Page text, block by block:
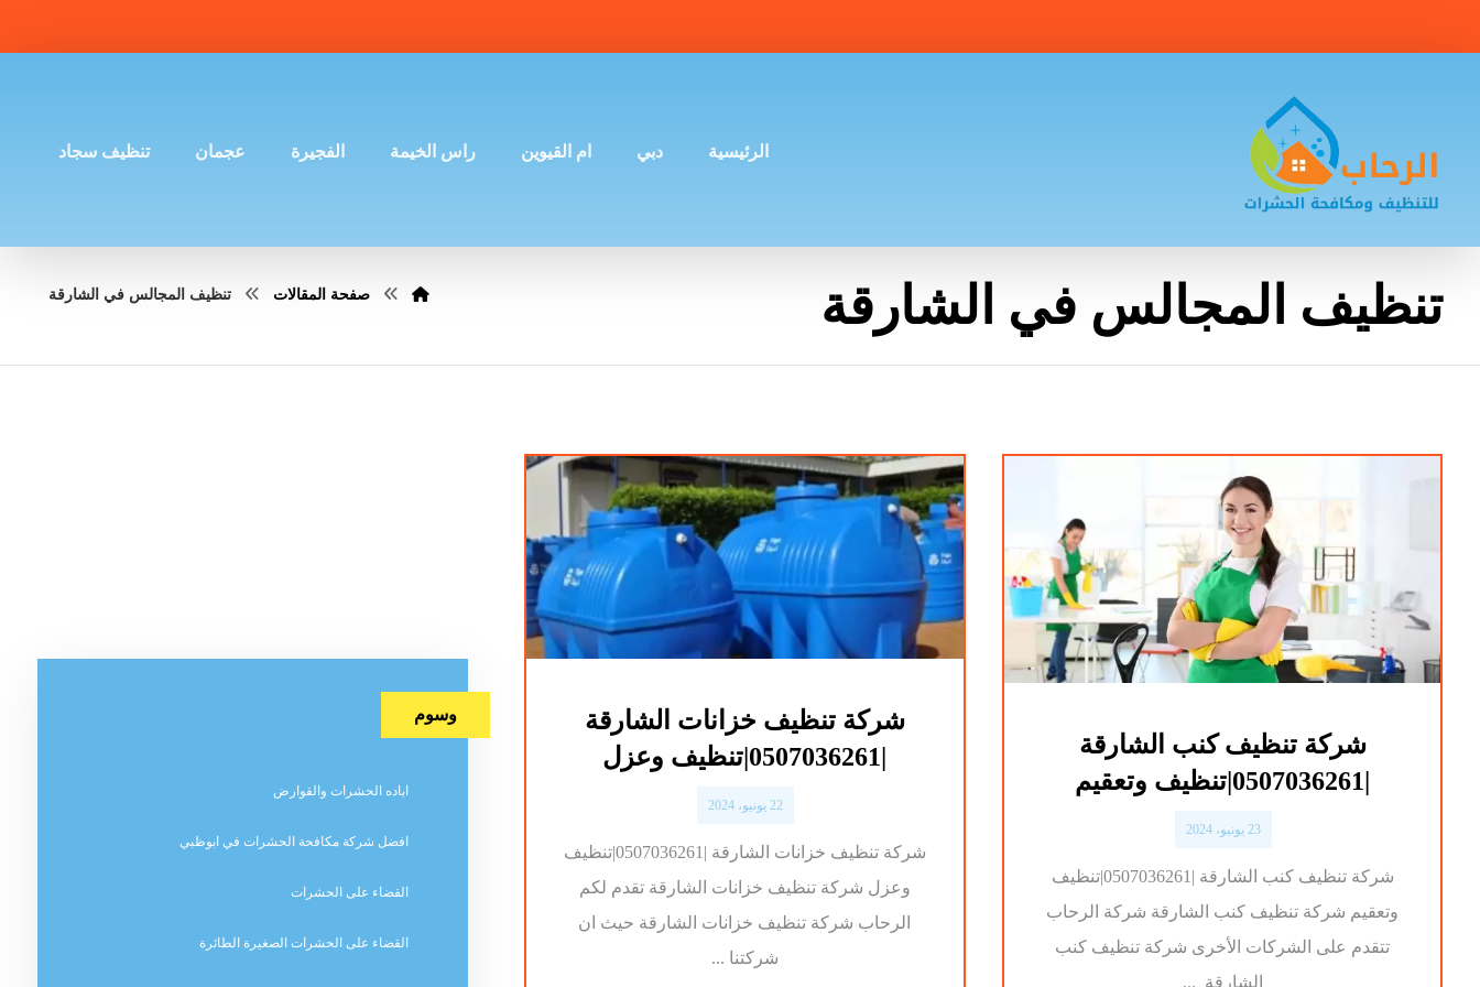
الرئيسية دبي ام القيوين راس الخيمة الفجيرة عجمان تنظيف سجاد
تنظيف المجالس في الشارقة صفحة المقالات تنظيف المجالس في الشارقة
شركة تنظيف كنب الشارقة
23 يونيو، 2024
شركة تنظيف كنب الشارقة |0507036261|تنظيف
وتعقيم شركة تنظيف كنب الشارقة شركة الرحاب
تتقدم على الشركات الأخرى شركة تنظيف كنب
الشارقة ...
شركة تنظيف خزانات الشارقة
|0507036261|تنظيف وعزل
22 يونيو، 2024
شركة تنظيف خزانات الشارقة |0507036261|تنظيف
وعزل شركة تنظيف خزانات الشارقة تقدم لكم
الرحاب شركة تنظيف خزانات الشارقة حيث ان
شركتنا ...
وسوم
اباده الحشرات والقوارض
افضل شركة مكافحة الحشرات في ابوظبي
القضاء على الحشرات
القضاء على الحشرات الصغيرة الطائرة